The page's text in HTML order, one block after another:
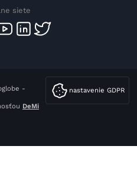
siete
nastavenie GDPR
-
DeMi